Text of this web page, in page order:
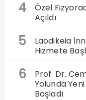
4
Özel
Açıldı
5
Laodikeia
Hizmete
6
Prof. Dr.
Yolunda
Başladı